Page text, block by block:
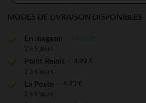
MODES DE LIVRAISON DISPONIBLES
En magasin
2 à 5 jours
Point Relais 4,90 €
2 à 4 jours
La Poste 4,90 €
2 à 4 jours